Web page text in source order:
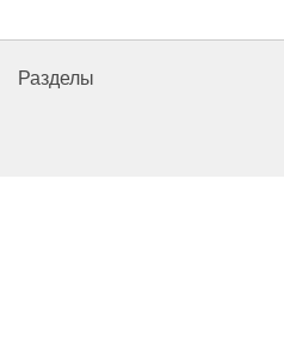
Разделы